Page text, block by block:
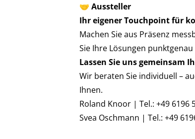
🤝 Aussteller
Ihr eigener Touchpoint für
Machen Sie aus Präsenz
Sie Ihre Lösungen
Lassen Sie uns gemeinsam
Wir beraten Sie individuell –
Ihnen.
Roland Knoor | Tel.: +49 6196
Svea Oschmann | Tel.: +49